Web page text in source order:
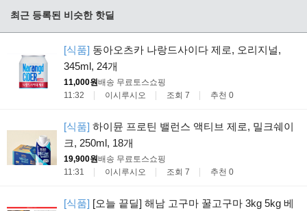
최근 등록된 비슷한 핫딜
[식품] 동아오츠카 나랑드사이다 제로, 오리지널,
345ml, 24개
11,000원배송 무료토스쇼핑
11:32
이시루시오 조회 7 추천 0
[식품] 하이뮨 프로틴 밸런스 액티브 제로, 밀크쉐이
크, 250ml, 18개
19,900원배송 무료토스쇼핑
11:31
이시루시오 조회 7 추천 0
[식품] [오늘 끝딜] 해남 고구마 꿀고구마 3kg 5kg 베